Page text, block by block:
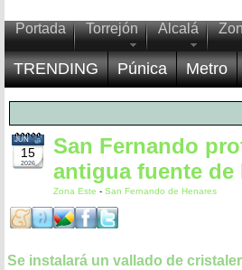
Portada Torrejón Alcalá
TRENDING Púnica Metro
15
JUN
2026
San Fernando
antigua fuente de
Zona Este - San Fernando de Henares
Se instalará un vallado de